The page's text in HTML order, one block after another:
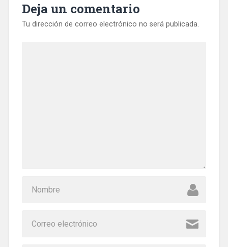
Deja un comentario
Tu dirección de correo electrónico no será publicada.